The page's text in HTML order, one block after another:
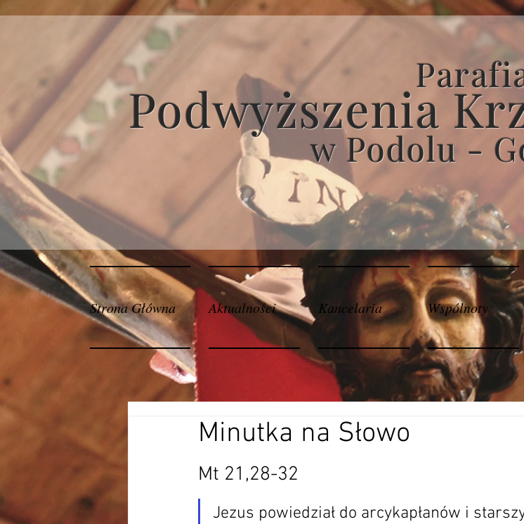
Podwyższenia
w Podolu -
Strona Główna Aktualności Kancelaria Wspólnoty
Minutka na Słowo
Mt 21,28-32
Jezus powiedział do arcykapłanów i